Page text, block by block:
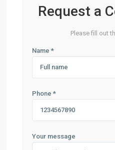
Request a
Please fill out
Name *
Phone *
Your message